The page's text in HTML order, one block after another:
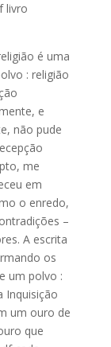
livro
é uma
: religião
e
não pude
me
em
o enredo,
–
A escrita
os
um polvo :
Inquisição
um ouro de
que